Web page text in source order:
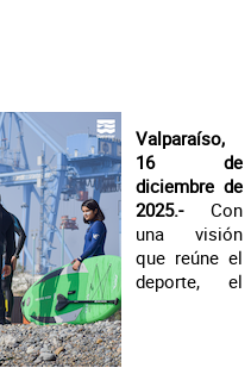
Valparaíso,
16 de
diciembre de
2025.-Con
una visión
que reúne el
deporte, el